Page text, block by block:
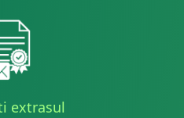
extrasul